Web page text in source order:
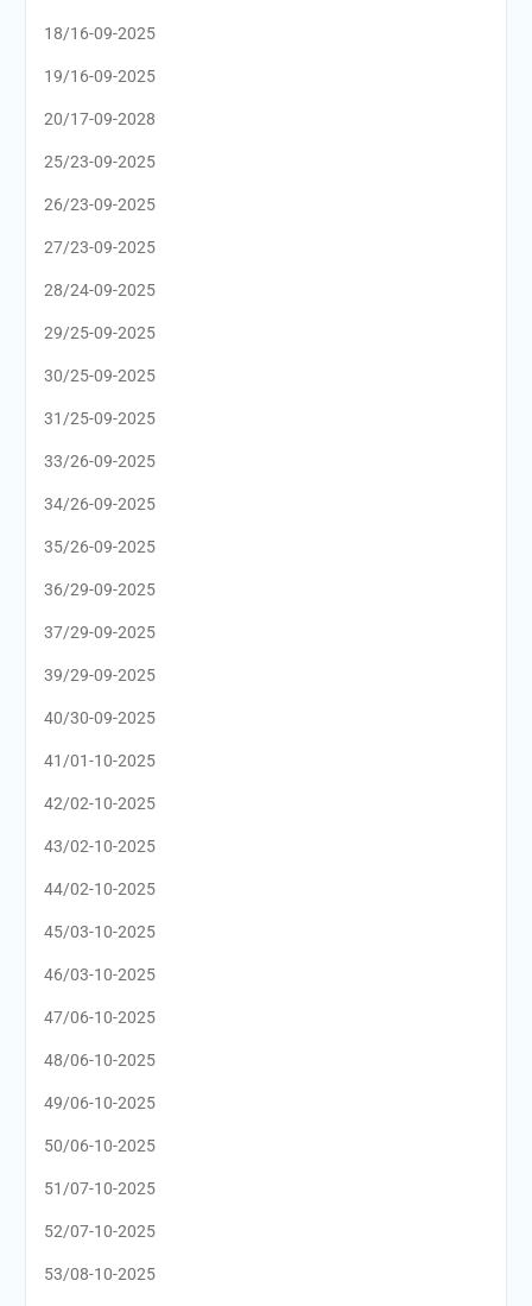
18/16-09-2025
19/16-09-2025
20/17-09-2028
25/23-09-2025
26/23-09-2025
27/23-09-2025
28/24-09-2025
29/25-09-2025
30/25-09-2025
31/25-09-2025
33/26-09-2025
34/26-09-2025
35/26-09-2025
36/29-09-2025
37/29-09-2025
39/29-09-2025
40/30-09-2025
41/01-10-2025
42/02-10-2025
43/02-10-2025
44/02-10-2025
45/03-10-2025
46/03-10-2025
47/06-10-2025
48/06-10-2025
49/06-10-2025
50/06-10-2025
51/07-10-2025
52/07-10-2025
53/08-10-2025